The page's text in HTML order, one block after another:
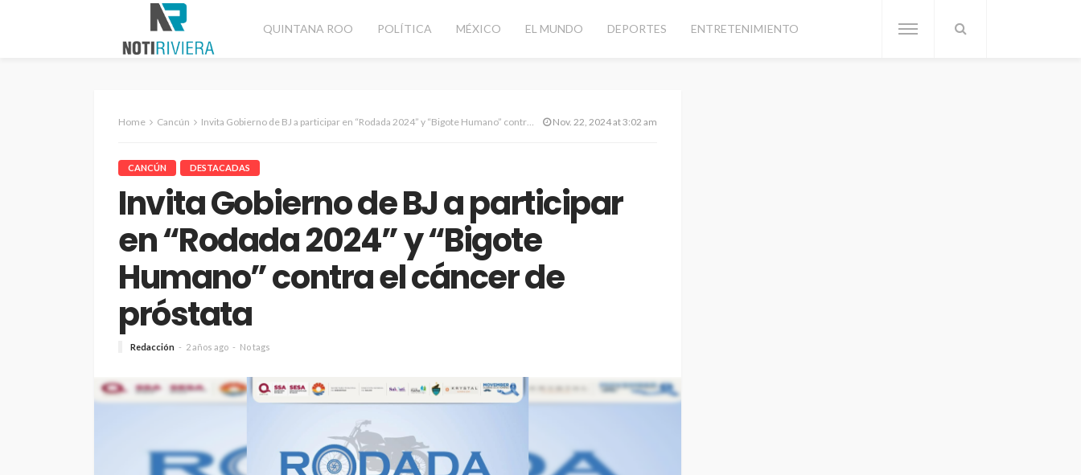
QUINTANA ROO POLÍTICA MÉXICO EL MUNDO DEPORTES ENTRETENIMIENTO
Home Cancún Invita Gobierno de BJ a participar en “Rodada 2024” y “Bigote Humano” contra el cáncer de próstata Nov. 22, 2024 at 3:02 am
CANCÚN DESTACADAS
Invita Gobierno de BJ a participar
en “Rodada 2024” y “Bigote
Humano” contra el cáncer de
próstata
Redacción 2 años ago No tags